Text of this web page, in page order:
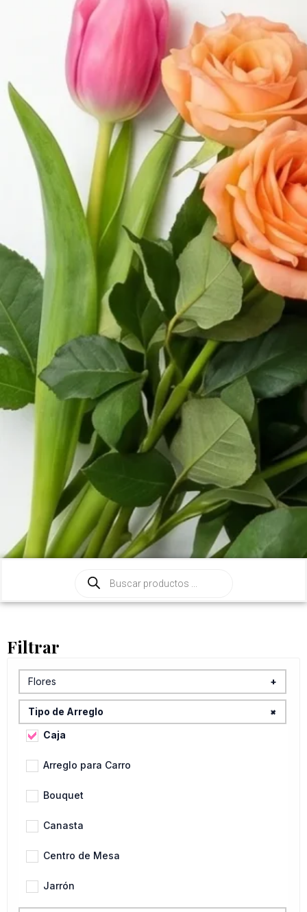
productos
Filtrar
Flores
+
Alcatraz
Alstroemerias
Anturios
Ave de Paraíso
Claveles
Flores Variadas
Gerberas
Tipo de Arreglo +
Caja
Arreglo para Carro
Bouquet
Canasta
Centro de Mesa
Jarrón